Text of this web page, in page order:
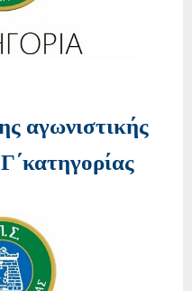
αγωνιστικής